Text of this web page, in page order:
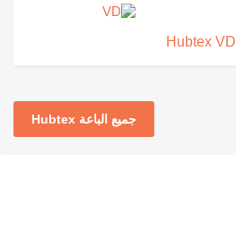
Hubtex VD
جميع الباعة Hubtex